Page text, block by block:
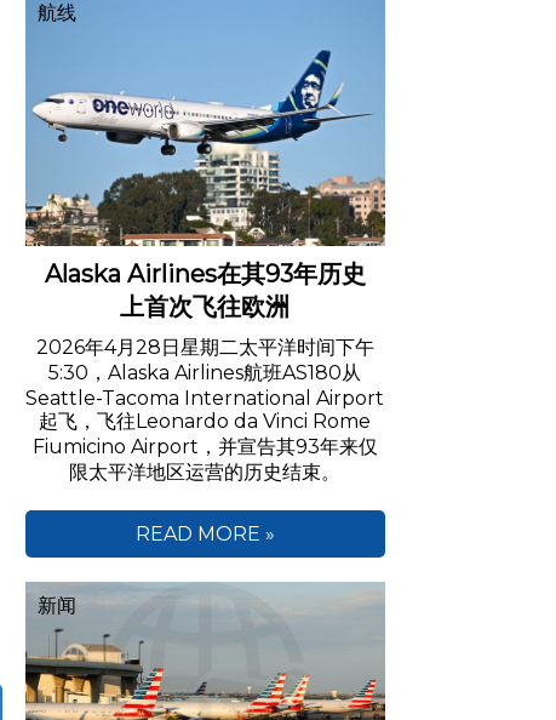
Alaska Airlines在其93年历史
上首次飞往欧洲
2026年4月28日星期二太平洋时间下午
5:30，Alaska Airlines航班AS180从
Seattle-Tacoma International Airport
起飞，飞往Leonardo da Vinci Rome
Fiumicino Airport，并宣告其93年来仅
限太平洋地区运营的历史结束。
航线
READ MORE »
新闻